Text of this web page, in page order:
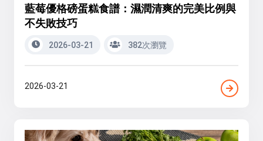
藍莓優格磅蛋糕食譜：濕潤清爽的完美比例與
不失敗技巧
2026-03-21 382次瀏覽
2026-03-21